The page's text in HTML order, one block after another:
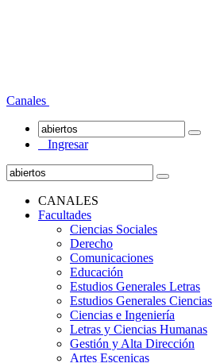
Canales
Ingresar
CANALES
Facultades
Ciencias Sociales
Derecho
Comunicaciones
Educación
Estudios Generales Letras
Estudios Generales Ciencias
Ciencias e Ingeniería
Letras y Ciencias Humanas
Gestión y Alta Dirección
Artes Escenicas